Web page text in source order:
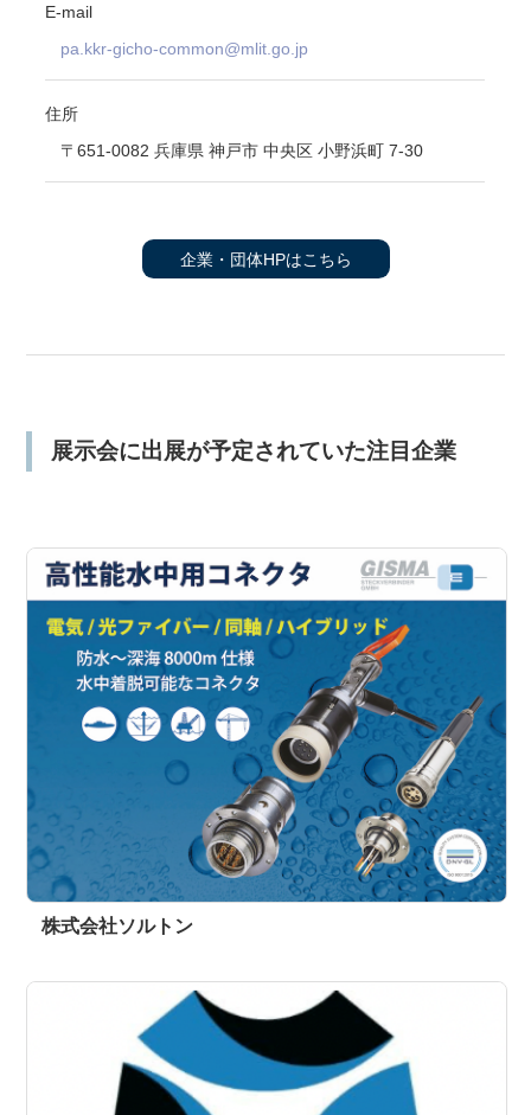
E-mail
pa.kkr-gicho-common@mlit.go.jp
住所
〒651-0082 兵庫県 神戸市 中央区 小野浜町 7-30
企業・団体HPはこちら
展示会に出展が予定されていた注目企業
株式会社ソルトン